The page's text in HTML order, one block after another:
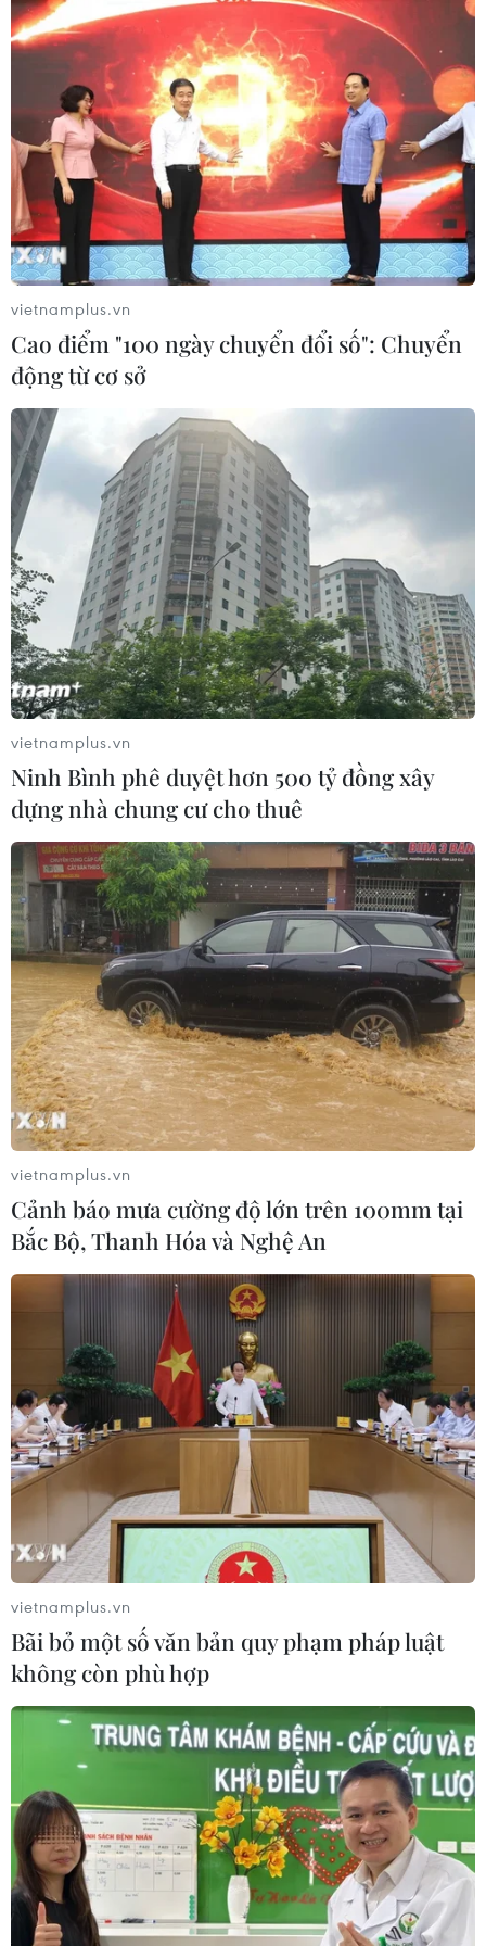
vietnamplus.vn
Cao điểm "100 ngày chuyển đổi số": Chuyển
động từ cơ sở
vietnamplus.vn
Ninh Bình phê duyệt hơn 500 tỷ đồng xây
dựng nhà chung cư cho thuê
vietnamplus.vn
Cảnh báo mưa cường độ lớn trên 100mm tại
Bắc Bộ, Thanh Hóa và Nghệ An
vietnamplus.vn
Bãi bỏ một số văn bản quy phạm pháp luật
không còn phù hợp